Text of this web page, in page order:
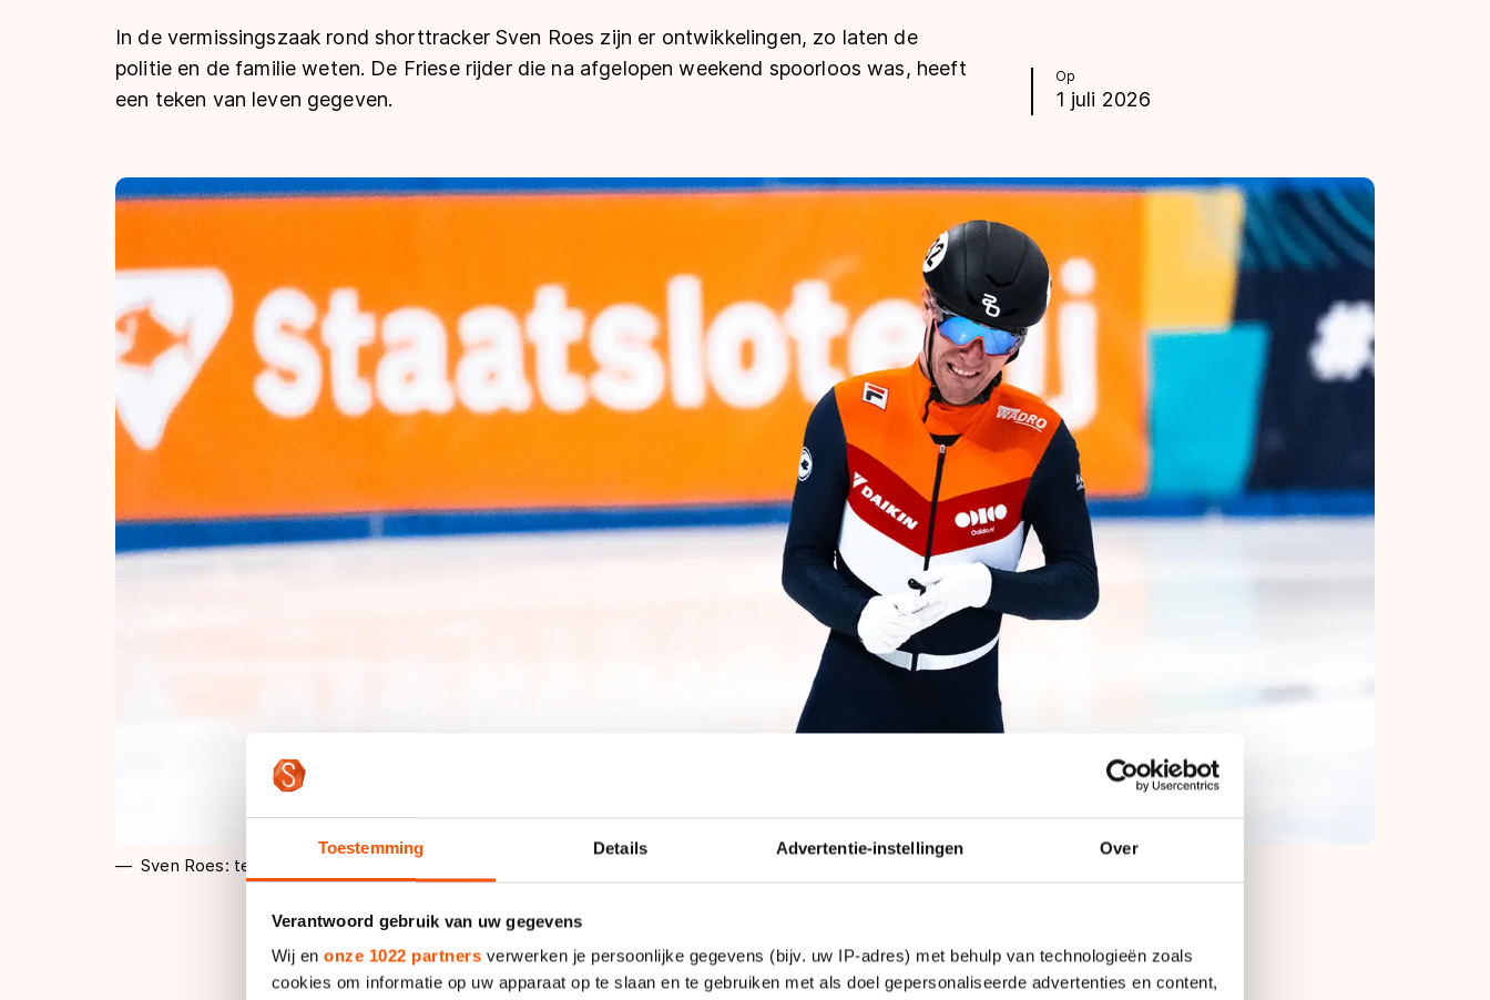
Toestemming Details Advertentie-instellingen Over
Verantwoord gebruik van uw gegevens
Wij en onze 1022 partners verwerken je persoonlijke gegevens (bijv. uw IP-adres) met behulp van technologieën zoals
cookies om informatie op uw apparaat op te slaan en te gebruiken met als doel gepersonaliseerde advertenties en content,
Tijden & historie
Schaatsfans
Olympische Spelen
Op
1 juli 2026
In de vermissingszaak rond shorttracker Sven Roes zijn er ontwikkelingen, zo laten de
politie en de familie weten. De Friese rijder die na afgelopen weekend spoorloos was, heeft
een teken van leven gegeven.
Sven Roes: teken van leven. | Foto: KNSB - Shapevisions
Statement KNSB inzake situatie Sven Roes (mede namens familie en politie):